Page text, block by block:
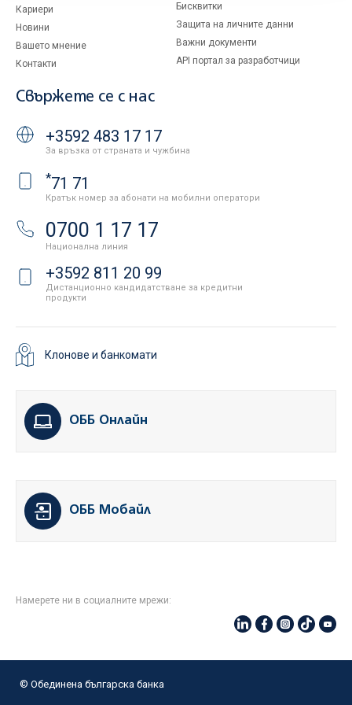
Кариери
Новини
Вашето мнение
Контакти
Бисквитки
Защита на личните данни
Важни документи
API портал за разработчици
Свържете се с нас
+3592 483 17 17
За връзка от страната и чужбина
*71 71
Кратък номер за абонати на мобилни оператори
0700 1 17 17
Национална линия
+3592 811 20 99
Дистанционно кандидатстване за кредитни
продукти
Клонове и банкомати
ОББ Онлайн
ОББ Мобайл
Намерете ни в социалните мрежи:
© Oбединена българска банка